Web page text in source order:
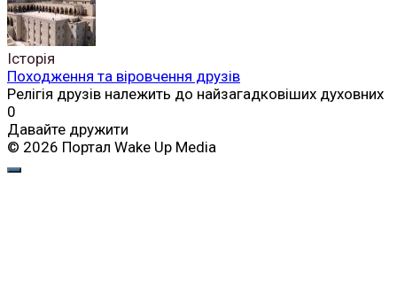
Історія
Походження та віровчення друзів
Релігія друзів належить до найзагадковіших духовних
0
Давайте дружити
© 2026 Портал Wake Up Media